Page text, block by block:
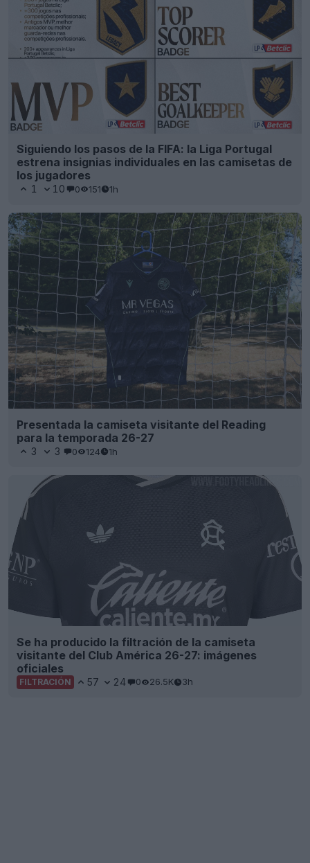
Siguiendo los pasos de la FIFA: la Liga Portugal
estrena insignias individuales en las camisetas de
los jugadores
1 10 0 151 1h
Presentada la camiseta visitante del Reading
para la temporada 26-27
3 3 0 124 1h
Se ha producido la filtración de la camiseta
visitante del Club América 26-27: imágenes
oficiales
FILTRACIÓN 57 24 0 26.5K 3h